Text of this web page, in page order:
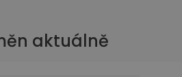
aktuálně